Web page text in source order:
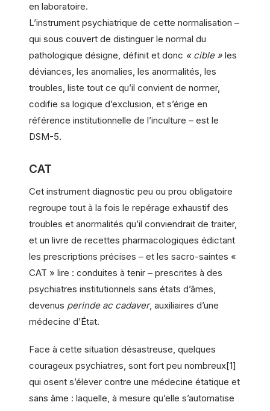
en laboratoire.
L’instrument psychiatrique de cette normalisation –
qui sous couvert de distinguer le normal du
pathologique désigne, définit et donc « cible » les
déviances, les anomalies, les anormalités, les
troubles, liste tout ce qu’il convient de normer,
codifie sa logique d’exclusion, et s’érige en
référence institutionnelle de l’inculture – est le
DSM-5.
CAT
Cet instrument diagnostic peu ou prou obligatoire
regroupe tout à la fois le repérage exhaustif des
troubles et anormalités qu’il conviendrait de traiter,
et un livre de recettes pharmacologiques édictant
les prescriptions précises – et les sacro-saintes «
CAT » lire : conduites à tenir – prescrites à des
psychiatres institutionnels sans états d’âmes,
devenus perinde ac cadaver, auxiliaires d’une
médecine d’État.
Face à cette situation désastreuse, quelques
courageux psychiatres, sont fort peu nombreux[1]
qui osent s’élever contre une médecine étatique et
sans âme : laquelle, à mesure qu’elle s’automatise